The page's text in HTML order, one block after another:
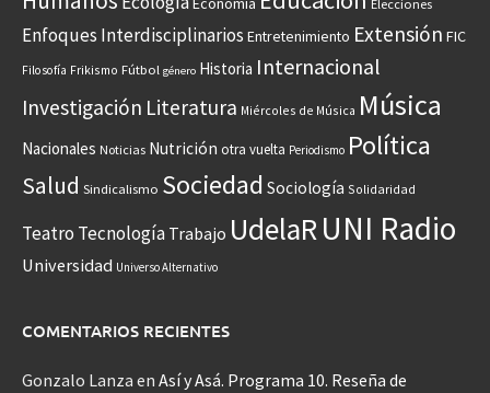
Elecciones
Enfoques Interdisciplinarios Entretenimiento Extensión FIC
Filosofía Frikismo Fútbol género Historia Internacional
Investigación Literatura Miércoles de Música Música
Nacionales Noticias Nutrición otra vuelta Periodismo Política
Salud Sindicalismo Sociedad Sociología Solidaridad
Teatro Tecnología Trabajo UdelaR UNI Radio
Universidad Universo Alternativo
COMENTARIOS RECIENTES
Gonzalo Lanza en Así y Asá. Programa 10. Reseña de